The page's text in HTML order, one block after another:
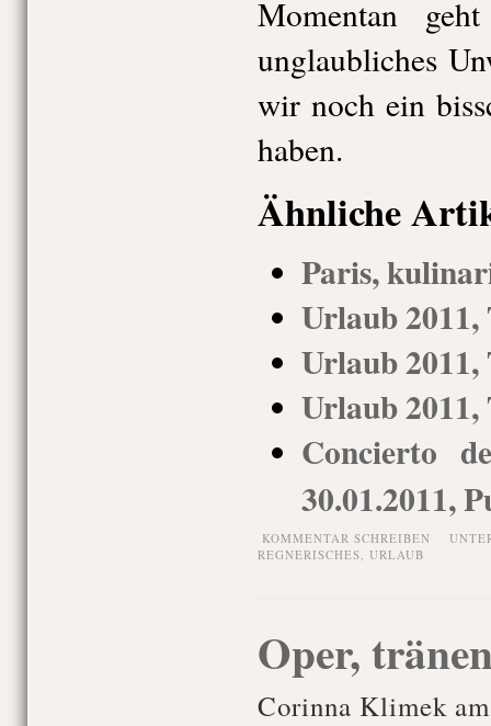
Momentan
unglaubliches
wir noch ein
haben.
Ähnliche
Paris,
Urlaub 2011,
Urlaub 2011,
Urlaub 2011,
Concierto
30.01.2011,
KOMMENTAR SCHREIBEN
REGNERISCHES, URLAUB
Oper,
Corinna Klimek